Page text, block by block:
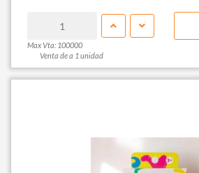
Max Vta: 100000
Venta de a 1 unidad